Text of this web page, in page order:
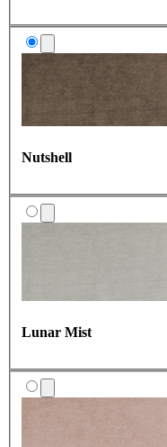
Cookie
Night Blue
Cloud Creme
Aqua
Steel
Nutshell
Lunar Mist